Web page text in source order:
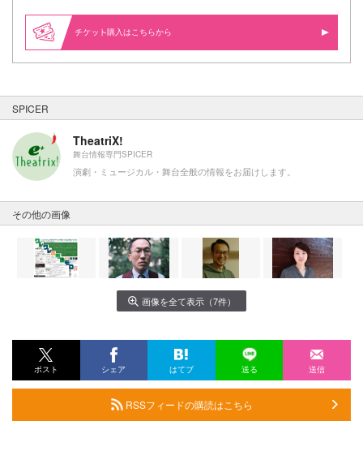
購入はこちらから
SPICER
TheatriX!
舞台情報専門SPICER
演劇・ミュージカル・舞台全般の情報をお届けします。
その他の画像
画像を全て表示（7件）
ポスト シェア はてブ 送る 送信
RSSフィードの購読はこちら